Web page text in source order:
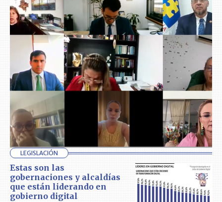
LEGISLACIÓN
Estas son las
gobernaciones y alcaldías
que están liderando en
gobierno digital